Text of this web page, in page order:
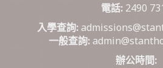
電話: 2490
入學查詢:
一般查詢:
辦公時間: